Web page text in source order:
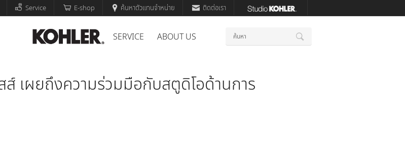
Service E-shop ค้นหาตัวแทนจำหน่าย ติดต่อเรา
SERVICE ABOUT US
ส์ เผยถึงความร่วมมือกับสตูดิโอด้านการ